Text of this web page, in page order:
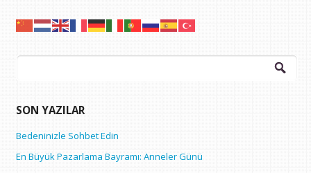
Arama:
SON YAZILAR
Bedeninizle Sohbet Edin
En Büyük Pazarlama Bayramı: Anneler Günü